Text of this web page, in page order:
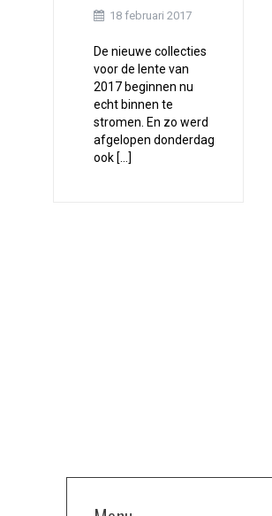
18 februari 2017
De nieuwe collecties
voor de lente van
2017 beginnen nu
echt binnen te
stromen. En zo werd
afgelopen donderdag
ook […]